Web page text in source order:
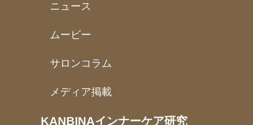
ニュース
ムービー
サロンコラム
メディア掲載
KANBINAインナーケア研究